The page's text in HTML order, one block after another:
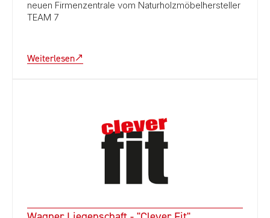
neuen Firmenzentrale vom Naturholzmöbelhersteller
TEAM 7
Weiterlesen